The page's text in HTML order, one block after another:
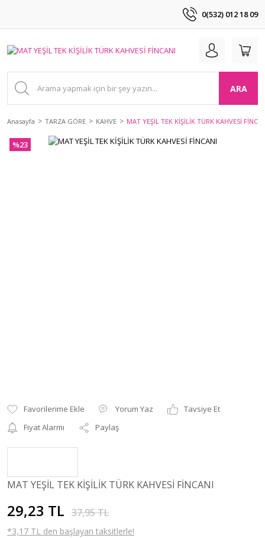
0(532) 012 18 09
ARA
Anasayfa TARZA GÖRE KAHVE MAT YEŞİL TEK KİŞİLİK TÜRK KAHVESİ
%23
Yorum Yaz
Tavsiye Et
Fiyat Alarmı
Paylaş
MAT YEŞİL TEK KİŞİLİK TÜRK KAHVESİ FİNCANI
29,23 TL 37,95 TL
*3,17 TL den başlayan taksitlerle!